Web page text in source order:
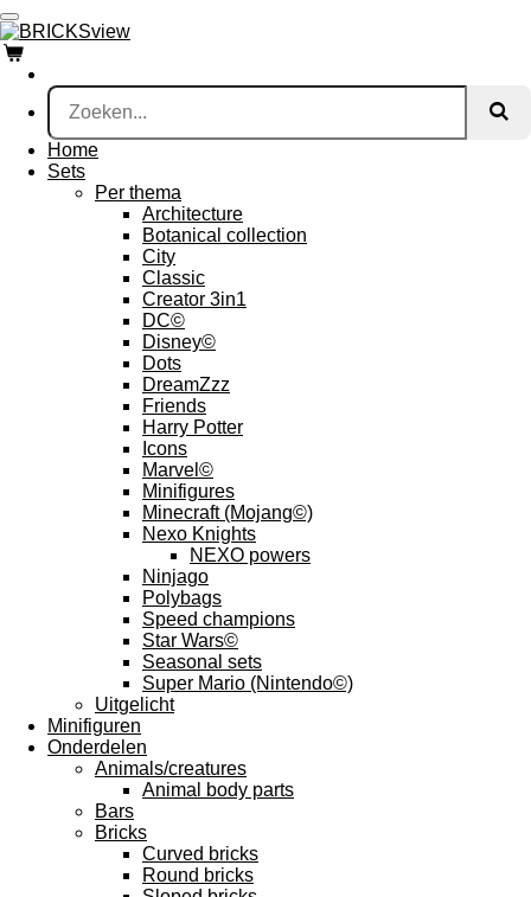
Ga
direct
naar
de
hoofdinhoud
Home
Sets
Per thema
Architecture
Botanical collection
City
Classic
Creator 3in1
DC©
Disney©
Dots
DreamZzz
Friends
Harry Potter
Icons
Marvel©
Minifigures
Minecraft (Mojang©)
Nexo Knights
NEXO powers
Ninjago
Polybags
Speed champions
Star Wars©
Seasonal sets
Super Mario (Nintendo©)
Uitgelicht
Minifiguren
Onderdelen
Animals/creatures
Animal body parts
Bars
Bricks
Curved bricks
Round bricks